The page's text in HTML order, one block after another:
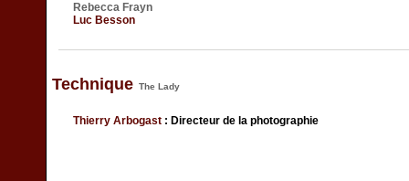
Rebecca Frayn
Luc Besson
Technique The Lady
Thierry Arbogast : Directeur de la photographie